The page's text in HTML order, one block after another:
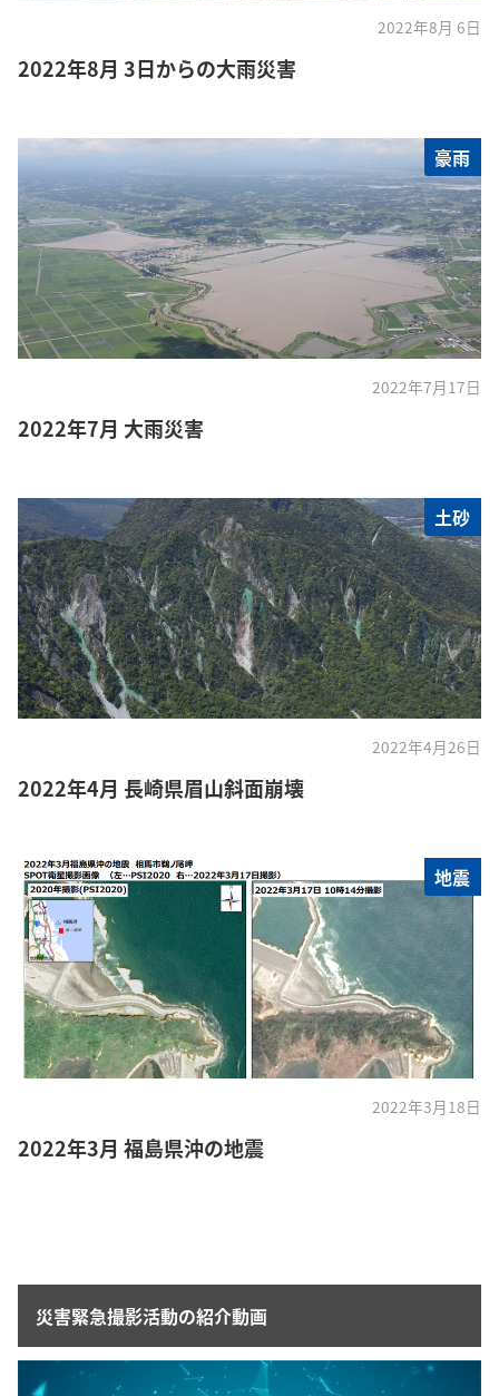
2022年8月 6日
2022年8月 3日からの大雨災害
豪雨
2022年7月17日
2022年7月 大雨災害
土砂
2022年4月26日
2022年4月 長崎県眉山斜面崩壊
地震
2022年3月18日
2022年3月 福島県沖の地震
災害緊急撮影活動の紹介動画